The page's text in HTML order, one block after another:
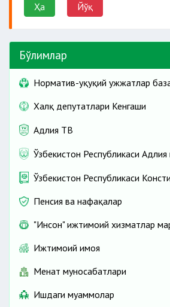
Ҳа Йўқ
Бўлимлар
Норматив-ҳуқуқий ҳужжатлар
Халқ депутатлари Кенгаши
Адлия ТВ
Ўзбекистон Республикаси Адлия
Ўзбекистон Республикаси
Пенсия ва нафақалар
"Инсон" ижтимоий хизматлар
Ижтимоий ҳимоя
Меҳнат муносабатлари
Ишдаги муаммолар